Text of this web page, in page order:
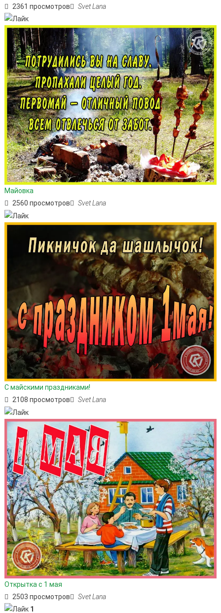
2361 просмотров
Svet Lana
Майовка
2560 просмотров
Svet Lana
С майскими праздниками!
2108 просмотров
Svet Lana
Открытка с 1 мая
2503 просмотров
Svet Lana
1